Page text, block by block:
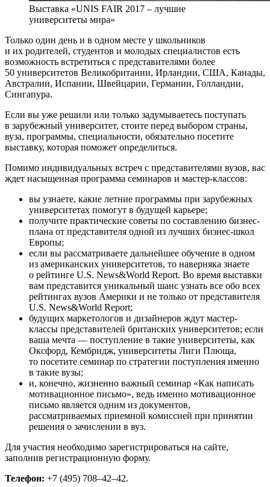
Выставка «UNIS FAIR 2017 – лучшие
университеты мира»
Только один день и в одном месте у школьников
и их родителей, студентов и молодых специалистов есть
возможность встретиться с представителями более
50 университетов Великобритании, Ирландии, США, Канады,
Австралии, Испании, Швейцарии, Германии, Голландии,
Сингапура.
Если вы уже решили или только задумываетесь поступать
в зарубежный университет, стоите перед выбором страны,
вуза, программы, специальности, обязательно посетите
выставку, которая поможет определиться.
Помимо индивидуальных встреч с представителями вузов, вас
ждет насыщенная программа семинаров и мастер-классов:
вы узнаете, какие летние программы при зарубежных
университетах помогут в будущей карьере;
получите практические советы по составлению бизнес-
плана от представителя одной из лучших бизнес-школ
Европы;
если вы рассматриваете дальнейшее обучение в одном
из американских университетов, то наверняка знаете
о рейтинге U.S. News&World Report. Во время выставки
вам представится уникальный шанс узнать все обо всех
рейтингах вузов Америки и не только от представителя
U.S. News&World Report;
будущих маркетологов и дизайнеров ждут мастер-
классы представителей британских университетов; если
ваша мечта — поступление в такие университеты, как
Оксфорд, Кембридж, университеты Лиги Плюща,
то посетите семинар по стратегии поступления именно
в такие вузы;
и, конечно, жизненно важный семинар «Как написать
мотивационное письмо», ведь именно мотивационное
письмо является одним из документов,
рассматриваемых приемной комиссией при принятии
решения о зачислении в вуз.
Для участия необходимо зарегистрироваться на сайте,
заполнив регистрационную форму.
Телефон: +7 (495) 708–42–42.